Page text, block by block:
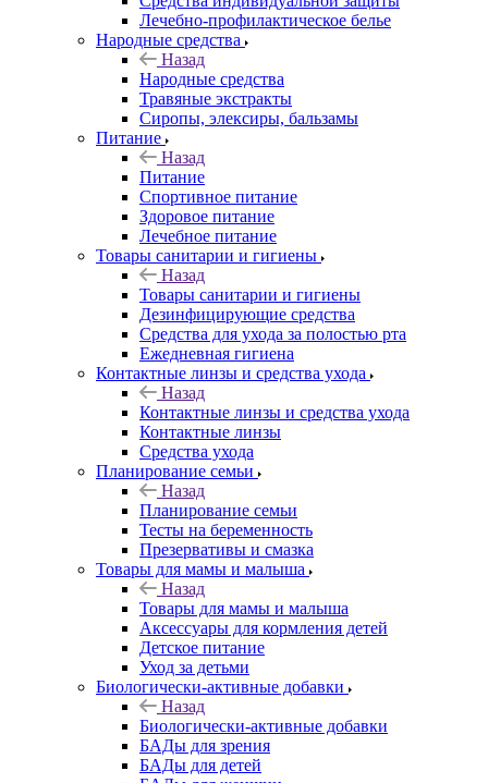
Лечебно-профилактическое белье
Народные средства
Назад
Народные средства
Травяные экстракты
Сиропы, элексиры, бальзамы
Питание
Назад
Питание
Спортивное питание
Здоровое питание
Лечебное питание
Товары санитарии и гигиены
Назад
Товары санитарии и гигиены
Дезинфицирующие средства
Средства для ухода за полостью рта
Ежедневная гигиена
Контактные линзы и средства ухода
Назад
Контактные линзы и средства ухода
Контактные линзы
Средства ухода
Планирование семьи
Назад
Планирование семьи
Тесты на беременность
Презервативы и смазка
Товары для мамы и малыша
Назад
Товары для мамы и малыша
Аксессуары для кормления детей
Детское питание
Уход за детьми
Биологически-активные добавки
Назад
Биологически-активные добавки
БАДы для зрения
БАДы для детей